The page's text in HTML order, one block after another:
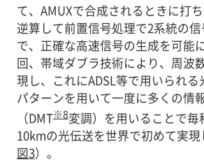
て、AMUXで合成されるときに打
逆算して前置信号処理で2系統の
で、正確な高速信号の生成を可能
回、帯域ダブラ技術により、周波
現し、これにADSL等で用いられ
パターンを用いて一度に多くの情
（DMT※8変調）を用いることで毎
10kmの光伝送を世界で初めて実
図3）。